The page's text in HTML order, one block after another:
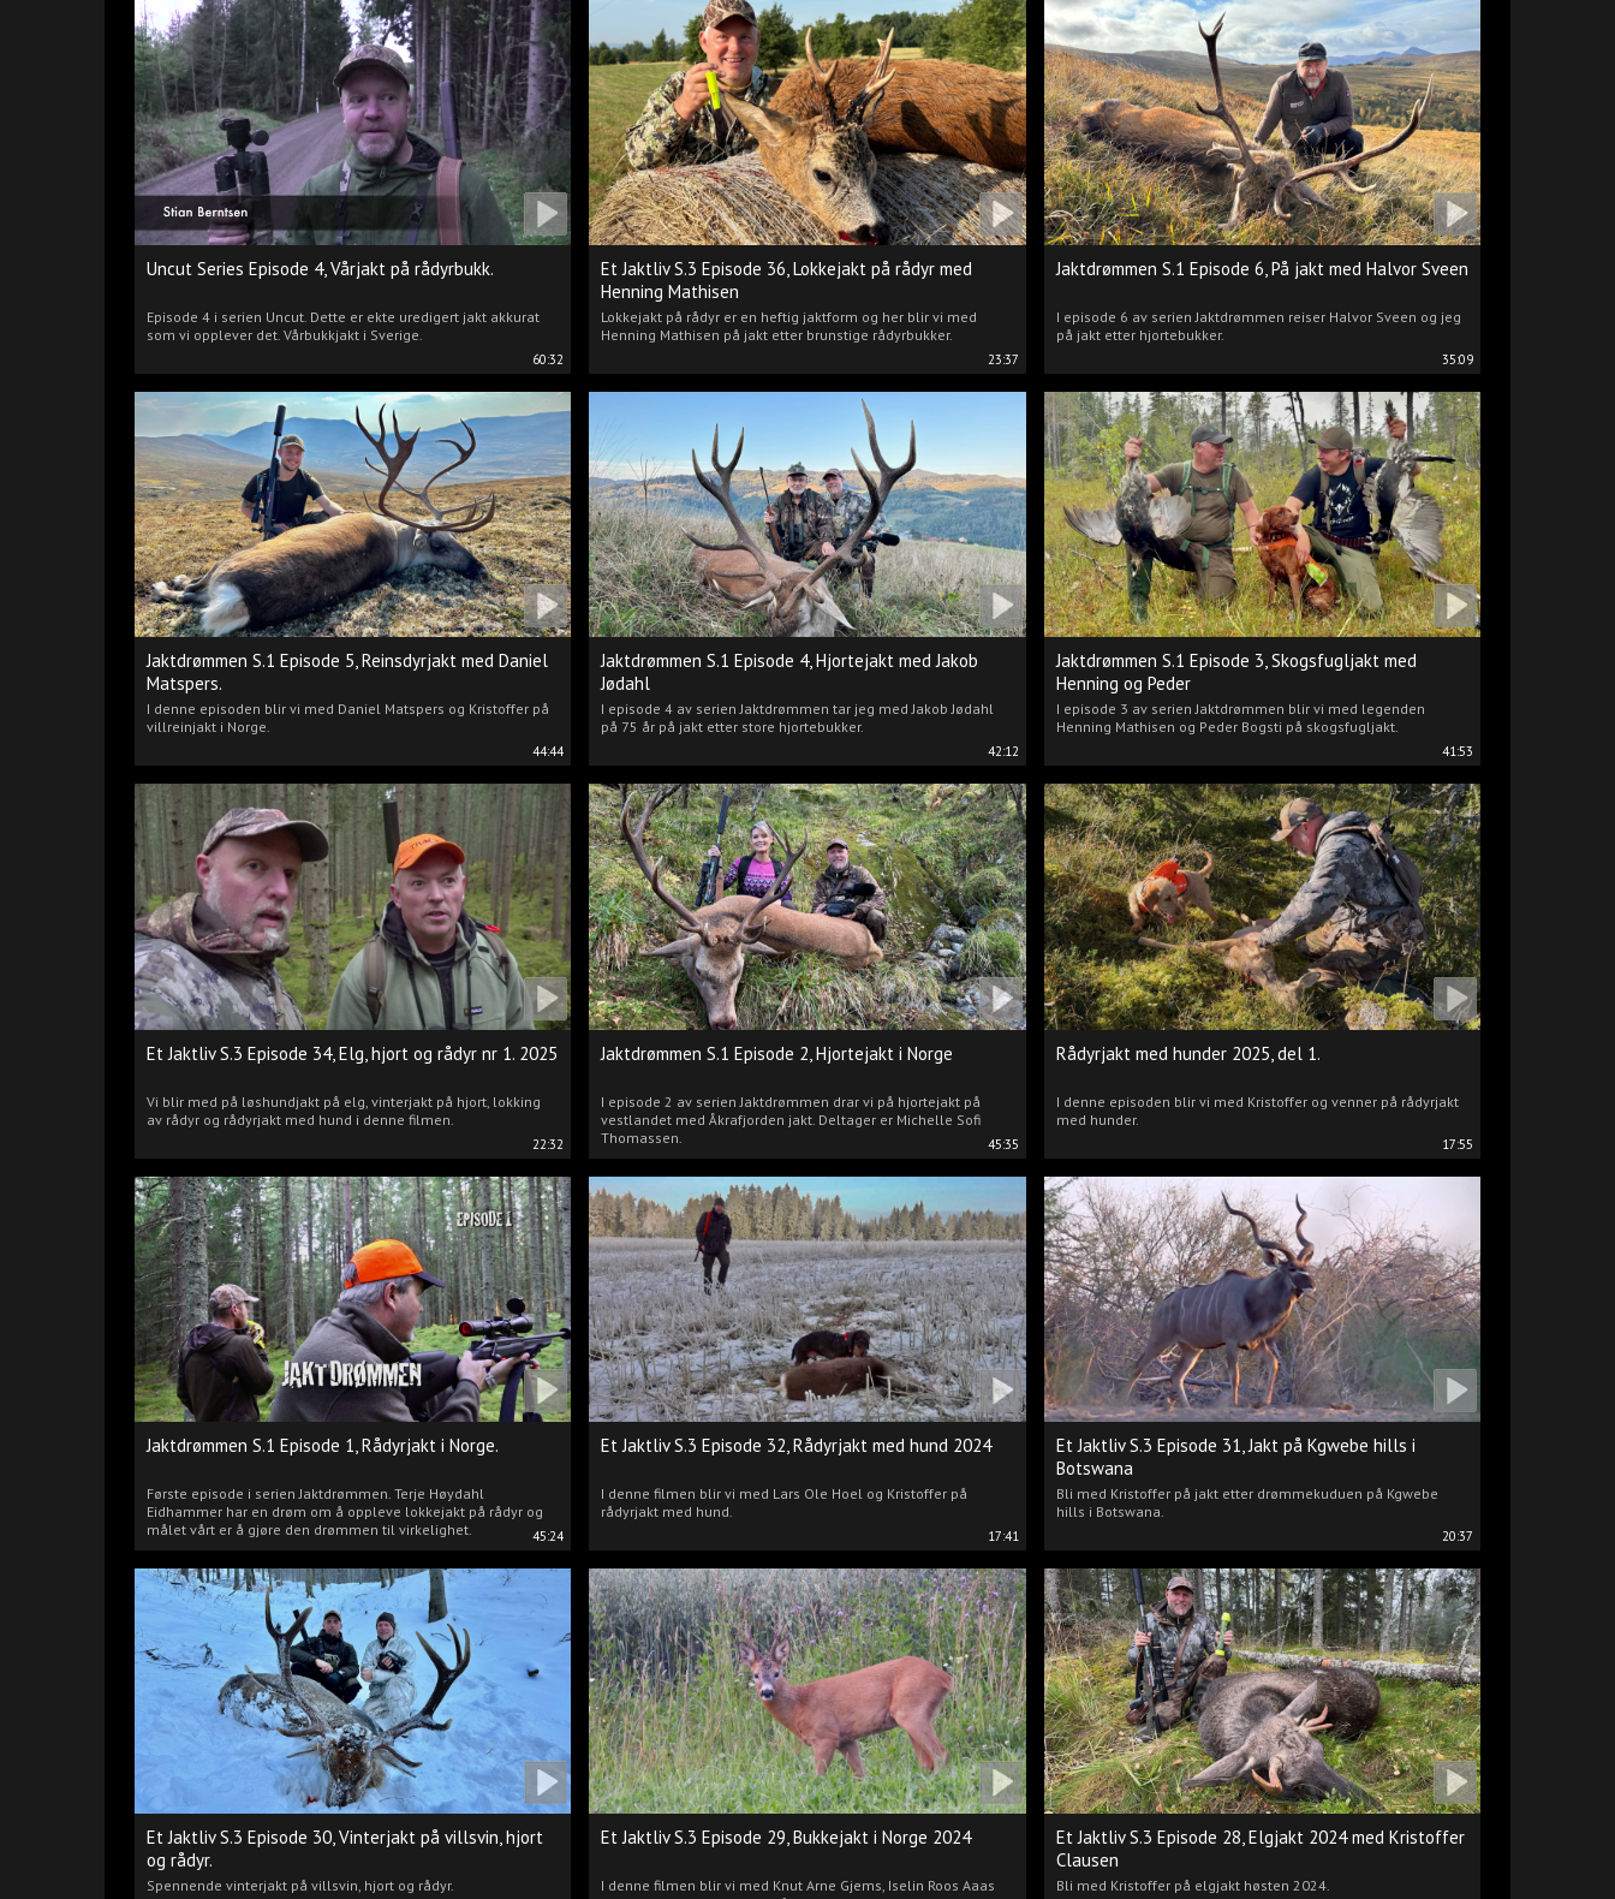
60:32
Uncut Series Episode 4, Vårjakt på rådyrbukk.
Episode 4 i serien Uncut. Dette er ekte uredigert jakt akkurat
som vi opplever det. Vårbukkjakt i Sverige.
23:37
Et Jaktliv S.3 Episode 36, Lokkejakt på rådyr med
Henning Mathisen
Lokkejakt på rådyr er en heftig jaktform og her blir vi med
Henning Mathisen på jakt etter brunstige rådyrbukker.
35:09
Jaktdrømmen S.1 Episode 6, På jakt med Halvor Sveen
I episode 6 av serien Jaktdrømmen reiser Halvor Sveen og jeg
på jakt etter hjortebukker.
44:44
Jaktdrømmen S.1 Episode 5, Reinsdyrjakt med Daniel
Matspers.
I denne episoden blir vi med Daniel Matspers og Kristoffer på
villreinjakt i Norge.
42:12
Jaktdrømmen S.1 Episode 4, Hjortejakt med Jakob
Jødahl
I episode 4 av serien Jaktdrømmen tar jeg med Jakob Jødahl
på 75 år på jakt etter store hjortebukker.
41:53
Jaktdrømmen S.1 Episode 3, Skogsfugljakt med
Henning og Peder
I episode 3 av serien Jaktdrømmen blir vi med legenden
Henning Mathisen og Peder Bogsti på skogsfugljakt.
22:32
Et Jaktliv S.3 Episode 34, Elg, hjort og rådyr nr 1. 2025
Vi blir med på løshundjakt på elg, vinterjakt på hjort, lokking
av rådyr og rådyrjakt med hund i denne filmen.
45:35
Jaktdrømmen S.1 Episode 2, Hjortejakt i Norge
I episode 2 av serien Jaktdrømmen drar vi på hjortejakt på
vestlandet med Åkrafjorden jakt. Deltager er Michelle Sofi
Thomassen.
17:55
Rådyrjakt med hunder 2025, del 1.
I denne episoden blir vi med Kristoffer og venner på rådyrjakt
med hunder.
45:24
Jaktdrømmen S.1 Episode 1, Rådyrjakt i Norge.
Første episode i serien Jaktdrømmen. Terje Høydahl
Eidhammer har en drøm om å oppleve lokkejakt på rådyr og
målet vårt er å gjøre den drømmen til virkelighet.
17:41
Et Jaktliv S.3 Episode 32, Rådyrjakt med hund 2024
I denne filmen blir vi med Lars Ole Hoel og Kristoffer på
rådyrjakt med hund.
20:37
Et Jaktliv S.3 Episode 31, Jakt på Kgwebe hills i
Botswana
Bli med Kristoffer på jakt etter drømmekuduen på Kgwebe
hills i Botswana.
Et Jaktliv S.3 Episode 30, Vinterjakt på villsvin, hjort
og rådyr.
Spennende vinterjakt på villsvin, hjort og rådyr.
Et Jaktliv S.3 Episode 29, Bukkejakt i Norge 2024
I denne filmen blir vi med Knut Arne Gjems, Iselin Roos Aaas
Et Jaktliv S.3 Episode 28, Elgjakt 2024 med Kristoffer
Clausen
Bli med Kristoffer på elgjakt høsten 2024.